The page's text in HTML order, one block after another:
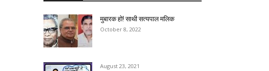
मुबारक हो! साथी सत्यपाल मलिक
October 8, 2022
August 23, 2021